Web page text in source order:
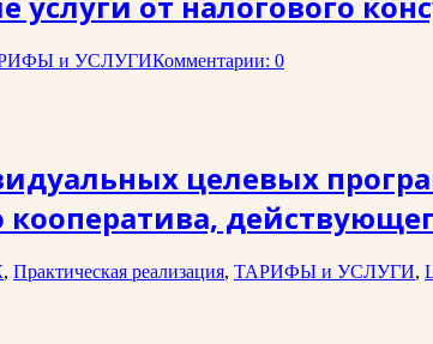
и УСЛУГИКомментарии: 0
целевых
кооператива,
, Практическая реализация, ТАРИФЫ и УСЛУГИ,